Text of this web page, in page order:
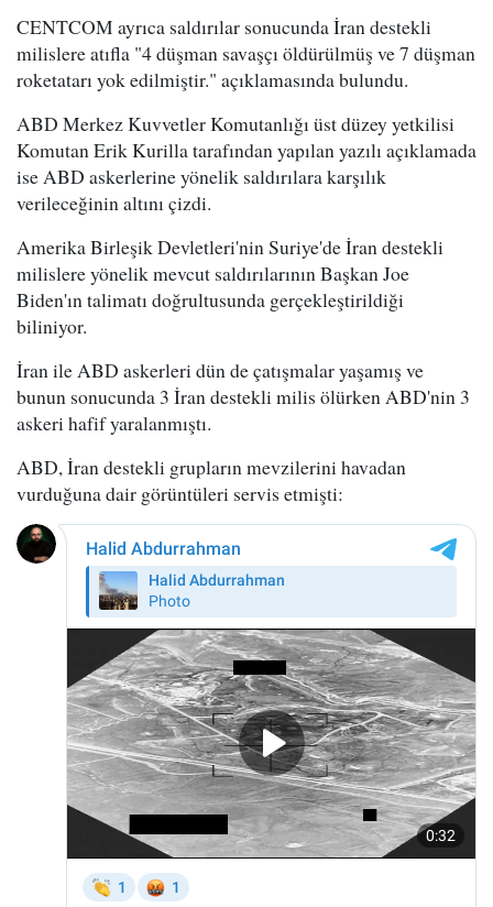
CENTCOM ayrıca saldırılar sonucunda İran destekli
milislere atıfla "4 düşman savaşçı öldürülmüş ve 7 düşman
roketatarı yok edilmiştir." açıklamasında bulundu.
ABD Merkez Kuvvetler Komutanlığı üst düzey yetkilisi
Komutan Erik Kurilla tarafından yapılan yazılı açıklamada
ise ABD askerlerine yönelik saldırılara karşılık
verileceğinin altını çizdi.
Amerika Birleşik Devletleri'nin Suriye'de İran destekli
milislere yönelik mevcut saldırılarının Başkan Joe
Biden'ın talimatı doğrultusunda gerçekleştirildiği
biliniyor.
İran ile ABD askerleri dün de çatışmalar yaşamış ve
bunun sonucunda 3 İran destekli milis ölürken ABD'nin 3
askeri hafif yaralanmıştı.
ABD, İran destekli grupların mevzilerini havadan
vurduğuna dair görüntüleri servis etmişti: